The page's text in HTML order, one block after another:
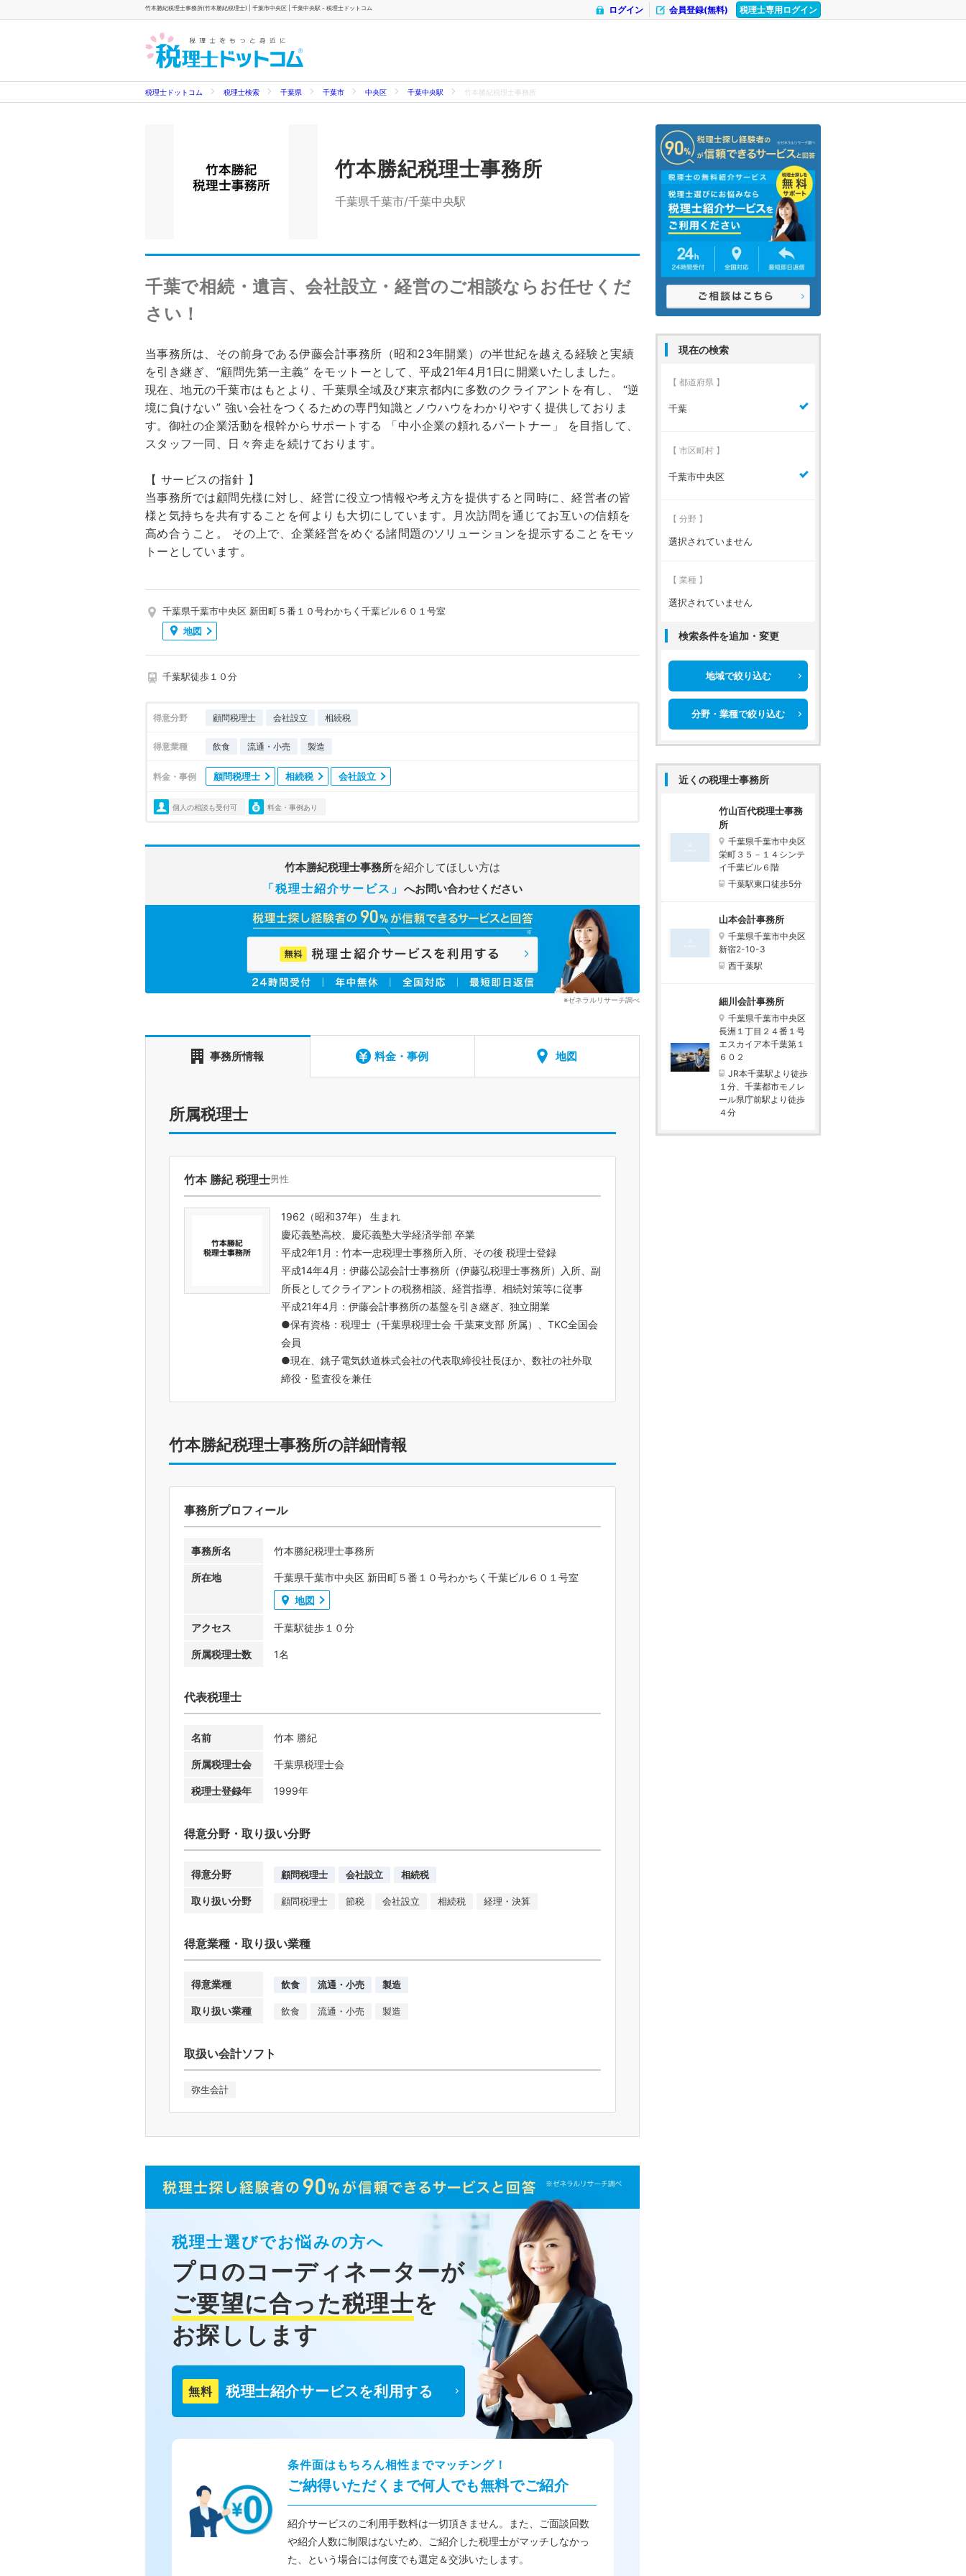
竹本勝紀税理士事務所(竹本勝紀税理士) | 千葉市中央区 | 千葉中央駅 - 税理士ドットコム 税理士専用ログイン
会員登録(無料)
ログイン
税理士ドットコム 税理士検索 千葉県 千葉市 中央区 千葉中央駅 竹本勝紀税理士事務所
現在の検索
【 都道府県 】
千葉
【 市区町村 】
千葉市中央区
【 分野 】
選択されていません
【 業種 】
選択されていません
検索条件を追加・変更
地域で絞り込む
分野・業種で絞り込む
近くの税理士事務所
竹山百代税理士事務
所
千葉県千葉市中央区
栄町３５－１４シンテ
イ千葉ビル６階
千葉駅東口徒歩5分
山本会計事務所
千葉県千葉市中央区
新宿2-10-3
西千葉駅
細川会計事務所
千葉県千葉市中央区
長洲１丁目２４番１号
エスカイア本千葉第１
６０２
JR本千葉駅より徒歩
１分、千葉都市モノレ
ール県庁前駅より徒歩
４分
竹本勝紀税理士事務所
千葉県千葉市/千葉中央駅
千葉で相続・遺言、会社設立・経営のご相談ならお任せくだ
さい！
当事務所は、その前身である伊藤会計事務所（昭和23年開業）の半世紀を越える経験と実績
を引き継ぎ、“顧問先第一主義” をモットーとして、平成21年4月1日に開業いたしました。
現在、地元の千葉市はもとより、千葉県全域及び東京都内に多数のクライアントを有し、 “逆
境に負けない” 強い会社をつくるための専門知識とノウハウをわかりやすく提供しておりま
す。御社の企業活動を根幹からサポートする 「中小企業の頼れるパートナー」 を目指して、
スタッフ一同、日々奔走を続けております。
【 サービスの指針 】
当事務所では顧問先様に対し、経営に役立つ情報や考え方を提供すると同時に、経営者の皆
様と気持ちを共有することを何よりも大切にしています。月次訪問を通じてお互いの信頼を
高め合うこと。 その上で、企業経営をめぐる諸問題のソリューションを提示することをモッ
トーとしています。
千葉県千葉市中央区 新田町５番１０号わかちく千葉ビル６０１号室
地図
千葉駅徒歩１０分
得意分野 顧問税理士 会社設立 相続税
得意業種 飲食 流通・小売 製造
料金・事例 顧問税理士 相続税 会社設立
個人の相談も受付可 料金・事例あり
竹本勝紀税理士事務所を紹介してほしい方は
「税理士紹介サービス」へお問い合わせください
※ゼネラルリサーチ調べ
事務所情報 料金・事例 地図
所属税理士
竹本 勝紀 税理士男性
1962（昭和37年） 生まれ
慶応義塾高校、慶応義塾大学経済学部 卒業
平成2年1月：竹本一忠税理士事務所入所、その後 税理士登録
平成14年4月：伊藤公認会計士事務所（伊藤弘税理士事務所）入所、副
所長としてクライアントの税務相談、経営指導、相続対策等に従事
平成21年4月：伊藤会計事務所の基盤を引き継ぎ、独立開業
●保有資格：税理士（千葉県税理士会 千葉東支部 所属）、TKC全国会
会員
●現在、銚子電気鉄道株式会社の代表取締役社長ほか、数社の社外取
締役・監査役を兼任
竹本勝紀税理士事務所の詳細情報
事務所プロフィール
事務所名 竹本勝紀税理士事務所
所在地
千葉県千葉市中央区 新田町５番１０号わかちく千葉ビル６０１号室
地図
アクセス 千葉駅徒歩１０分
所属税理士数 1名
代表税理士
名前 竹本 勝紀
所属税理士会 千葉県税理士会
税理士登録年 1999年
得意分野・取り扱い分野
得意分野 顧問税理士 会社設立 相続税
取り扱い分野 顧問税理士 節税 会社設立 相続税 経理・決算
得意業種・取り扱い業種
得意業種 飲食 流通・小売 製造
取り扱い業種 飲食 流通・小売 製造
取扱い会計ソフト
弥生会計
税理士選びでお悩みの方へ
プロのコーディネーターが
ご要望に合った税理士を
お探しします
無料 税理士紹介サービスを利用する
条件面はもちろん相性までマッチング！
ご納得いただくまで何人でも無料でご紹介
紹介サービスのご利用手数料は一切頂きません。また、ご面談回数
や紹介人数に制限はないため、ご紹介した税理士がマッチしなかっ
た、という場合には何度でも選定＆交渉いたします。